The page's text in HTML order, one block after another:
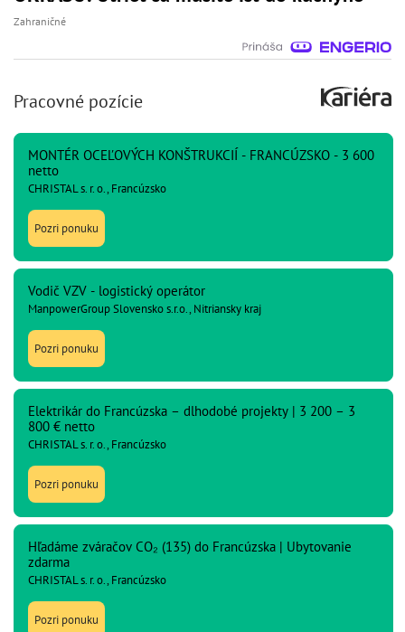
Zahraničné
Pracovné pozície
MONTÉR OCEĽOVÝCH KONŠTRUKCIÍ - FRANCÚZSKO - 3 600
netto
CHRISTAL s. r. o., Francúzsko
Pozri ponuku
Vodič VZV - logistický operátor
ManpowerGroup Slovensko s.r.o., Nitriansky kraj
Pozri ponuku
Elektrikár do Francúzska – dlhodobé projekty | 3 200 – 3
800 € netto
CHRISTAL s. r. o., Francúzsko
Pozri ponuku
Hľadáme zváračov CO₂ (135) do Francúzska | Ubytovanie
zdarma
CHRISTAL s. r. o., Francúzsko
Pozri ponuku